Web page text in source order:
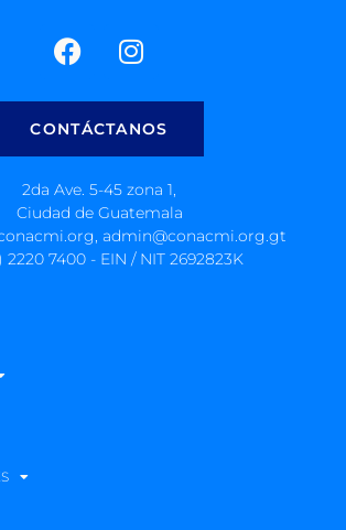
CONTÁCTANOS
2da Ave. 5-45 zona 1,
Ciudad de Guatemala
admin@conacmi.org.gt
2220 7400 - EIN / NIT 2692823K